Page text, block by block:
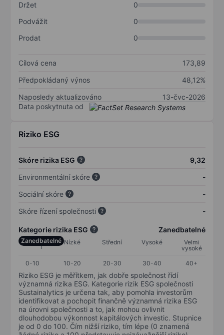
Držet
0
Podvážit
0
Prodat
0
Cílová cena
173,89
Předpokládaný výnos
48,12%
Naposledy aktualizováno
13-čvc-2026
Data poskytnuta od
Riziko ESG
Skóre rizika ESG
9,32
Environmentální skóre
-
Sociální skóre
-
Skóre řízení společnosti
-
Kategorie rizika ESG Zanedbatelné
Zanedbatelné Nízké Střední Vysoké
Velmi
vysoké
0-10
10-20 20-30 30-40 40+
Riziko ESG je měřítkem, jak dobře společnost řídí
významná rizika ESG. Kategorie rizik ESG společnosti
Sustainalytics je určena tak, aby pomohla investorům
identifikovat a pochopit finančně významná rizika ESG
na úrovni společnosti a to, jak mohou ovlivnit
dlouhodobou výkonnost kapitálových investic. Stupnice
je od 0 do 100. Čím nižší riziko, tím lépe (0 znamená